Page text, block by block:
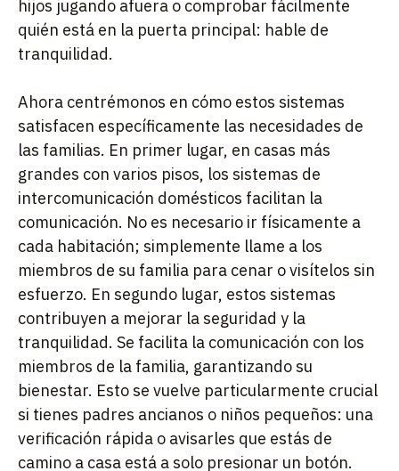
hijos jugando afuera o comprobar fácilmente
quién está en la puerta principal: hable de
tranquilidad.
Ahora centrémonos en cómo estos sistemas
satisfacen específicamente las necesidades de
las familias. En primer lugar, en casas más
grandes con varios pisos, los sistemas de
intercomunicación domésticos facilitan la
comunicación. No es necesario ir físicamente a
cada habitación; simplemente llame a los
miembros de su familia para cenar o visítelos sin
esfuerzo. En segundo lugar, estos sistemas
contribuyen a mejorar la seguridad y la
tranquilidad. Se facilita la comunicación con los
miembros de la familia, garantizando su
bienestar. Esto se vuelve particularmente crucial
si tienes padres ancianos o niños pequeños: una
verificación rápida o avisarles que estás de
camino a casa está a solo presionar un botón.